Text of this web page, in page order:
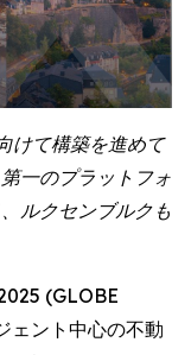
けて構築を進めて
一のプラットフォ
ルクセンブルクも
(GLOBE
ェント中心の不動